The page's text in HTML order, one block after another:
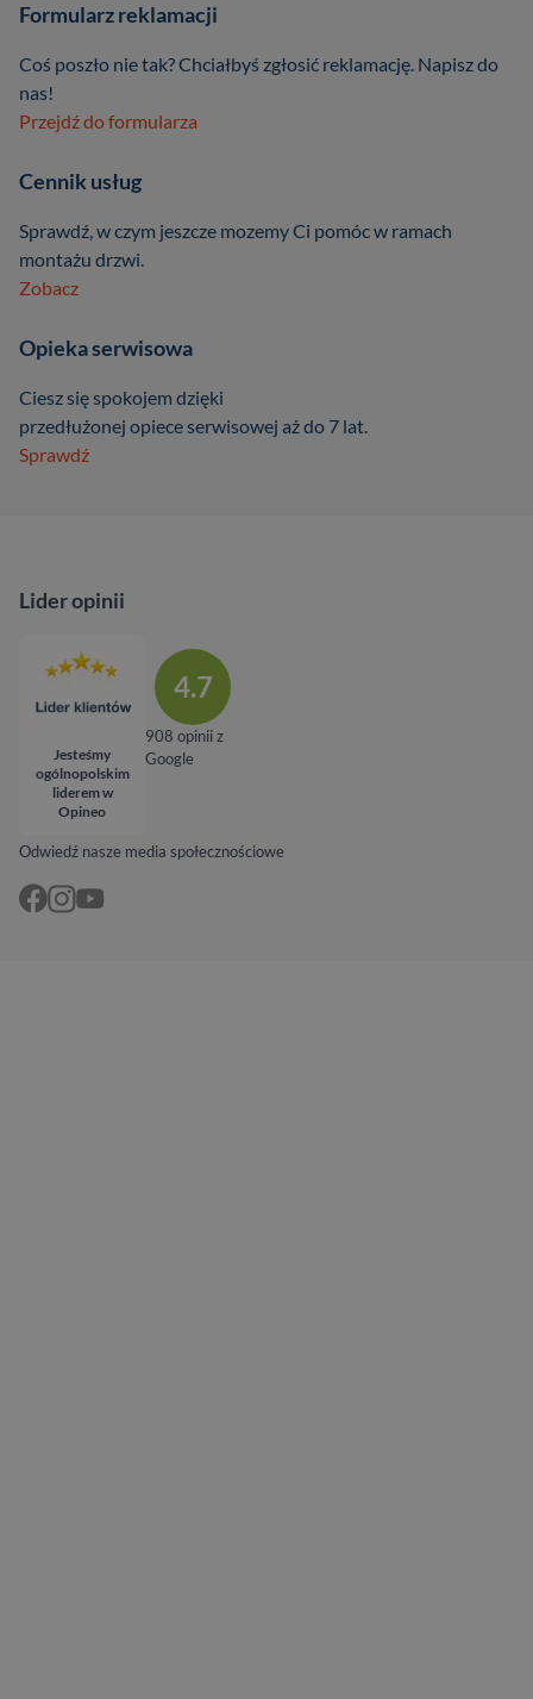
Formularz reklamacji
Coś poszło nie tak? Chciałbyś zgłosić reklamację. Napisz do
nas!
Przejdź do formularza
Cennik usług
Sprawdź, w czym jeszcze mozemy Ci pomóc w ramach
montażu drzwi.
Zobacz
Opieka serwisowa
Ciesz się spokojem dzięki
przedłużonej opiece serwisowej aż do 7 lat.
Sprawdź
Odwiedź nasze media społecznościowe
Lider opinii
Jesteśmy
ogólnopolskim
liderem w
Opineo
4.7
908 opinii z
Google